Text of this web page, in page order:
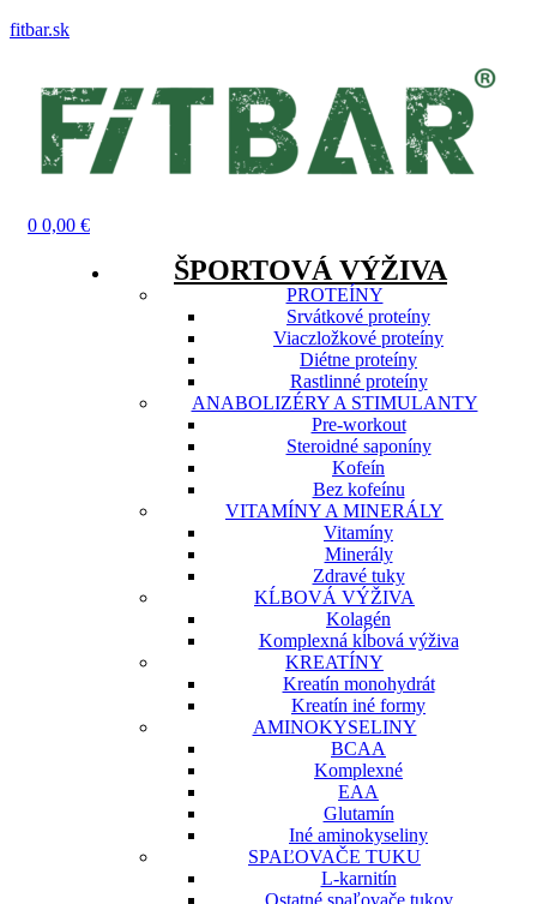
fitbar.sk
0 0,00 €
ŠPORTOVÁ VÝŽIVA
PROTEÍNY
Srvátkové proteíny
Viaczložkové proteíny
Diétne proteíny
Rastlinné proteíny
ANABOLIZÉRY A STIMULANTY
Pre-workout
Steroidné saponíny
Kofeín
Bez kofeínu
VITAMÍNY A MINERÁLY
Vitamíny
Minerály
Zdravé tuky
KĹBOVÁ VÝŽIVA
Kolagén
Komplexná kĺbová výživa
KREATÍNY
Kreatín monohydrát
Kreatín iné formy
AMINOKYSELINY
BCAA
Komplexné
EAA
Glutamín
Iné aminokyseliny
SPAĽOVAČE TUKU
L-karnitín
Ostatné spaľovače tukov